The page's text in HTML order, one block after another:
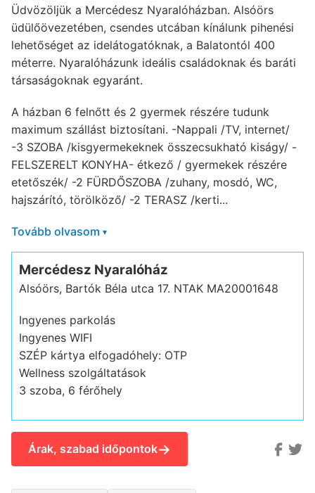
Üdvözöljük a Mercédesz Nyaralóházban. Alsóörs
üdülőövezetében, csendes utcában kínálunk pihenési
lehetőséget az idelátogatóknak, a Balatontól 400
méterre. Nyaralóházunk ideális családoknak és baráti
társaságoknak egyaránt.
A házban 6 felnőtt és 2 gyermek részére tudunk
maximum szállást biztosítani. -Nappali /TV, internet/
-3 SZOBA /kisgyermekeknek összecsukható kiságy/ -
FELSZERELT KONYHA- étkező / gyermekek részére
etetőszék/ -2 FÜRDŐSZOBA /zuhany, mosdó, WC,
hajszárító, törölköző/ -2 TERASZ /kerti...
Tovább olvasom ▾
Mercédesz Nyaralóház
Alsóörs, Bartók Béla utca 17. NTAK MA20001648
Ingyenes parkolás
Ingyenes WIFI
SZÉP kártya elfogadóhely: OTP
Wellness szolgáltatások
3 szoba, 6 férőhely
Árak, szabad időpontok→